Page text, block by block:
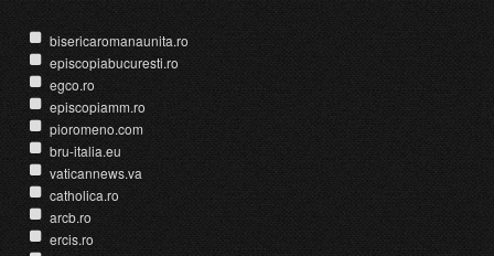
bisericaromanaunita.ro
episcopiabucuresti.ro
egco.ro
episcopiamm.ro
pioromeno.com
bru-italia.eu
vaticannews.va
catholica.ro
arcb.ro
ercis.ro